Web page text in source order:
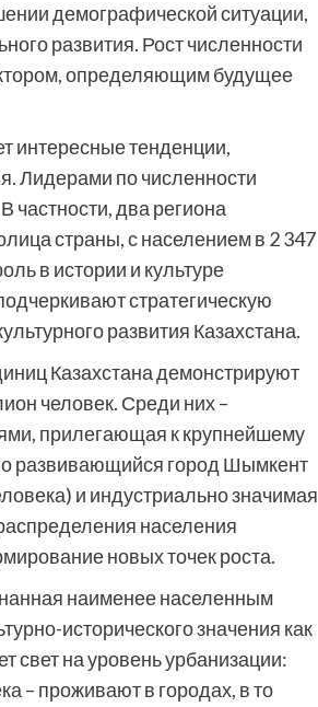
демографической ситуации,
развития. Рост численности
определяющим будущее
интересные тенденции,
Лидерами по численности
частности, два региона
страны, с населением в 2 347
в истории и культуре
стратегическую
развития Казахстана.
Казахстана демонстрируют
человек. Среди них –
прилегающая к крупнейшему
развивающийся город Шымкент
и индустриально значимая
населения
новых точек роста.
наименее населенным
исторического значения как
свет на уровень урбанизации:
– проживают в городах, в то